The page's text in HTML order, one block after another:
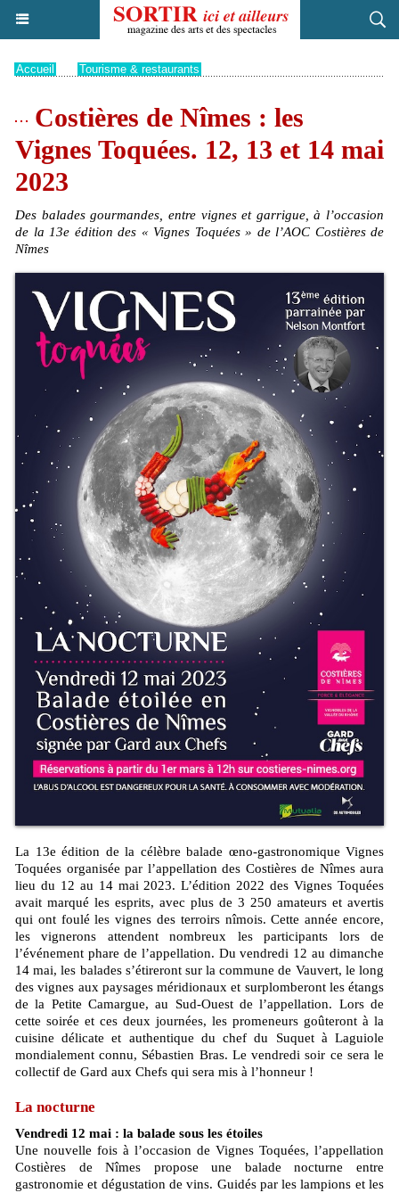
Accueil Tourisme & restaurants
Costières de Nîmes : les
Vignes Toquées. 12, 13 et 14 mai
2023
Des balades gourmandes, entre vignes et garrigue, à l’occasion
de la 13e édition des « Vignes Toquées » de l’AOC Costières de
Nîmes
La 13e édition de la célèbre balade œno-gastronomique Vignes
Toquées organisée par l’appellation des Costières de Nîmes aura
lieu du 12 au 14 mai 2023. L’édition 2022 des Vignes Toquées
avait marqué les esprits, avec plus de 3 250 amateurs et avertis
qui ont foulé les vignes des terroirs nîmois. Cette année encore,
les vignerons attendent nombreux les participants lors de
l’événement phare de l’appellation. Du vendredi 12 au dimanche
14 mai, les balades s’étireront sur la commune de Vauvert, le long
des vignes aux paysages méridionaux et surplomberont les étangs
de la Petite Camargue, au Sud-Ouest de l’appellation. Lors de
cette soirée et ces deux journées, les promeneurs goûteront à la
cuisine délicate et authentique du chef du Suquet à Laguiole
mondialement connu, Sébastien Bras. Le vendredi soir ce sera le
collectif de Gard aux Chefs qui sera mis à l’honneur !
La nocturne
Vendredi 12 mai : la balade sous les étoiles
Une nouvelle fois à l’occasion de Vignes Toquées, l’appellation
Costières de Nîmes propose une balade nocturne entre
gastronomie et dégustation de vins. Guidés par les lampions et les